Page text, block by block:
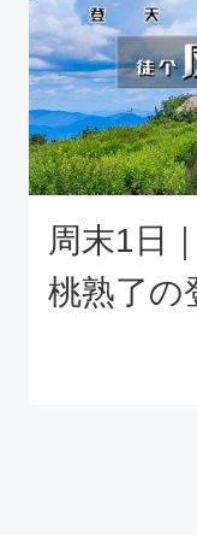
周末1日
桃熟了の
杏树台-